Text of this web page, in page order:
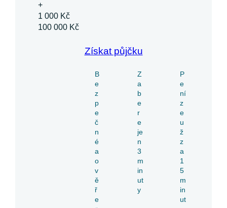
+
1 000 Kč
100 000 Kč
Získat půjčku
B
e
z
p
e
č
n
é
a
o
v
ě
ř
e
Z
a
b
e
r
e
je
n
3
m
in
ut
y
P
e
ní
z
e
u
ž
z
a
1
5
m
in
ut